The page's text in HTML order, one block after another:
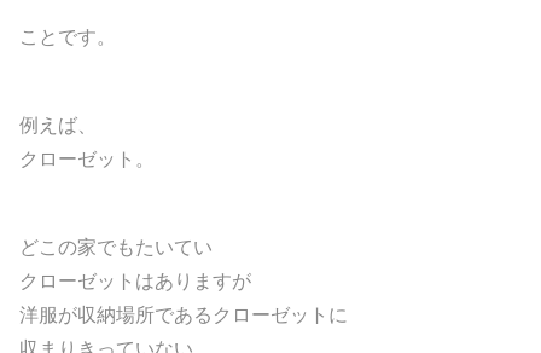
ことです。
例えば、
クローゼット。
どこの家でもたいてい
クローゼットはありますが
洋服が収納場所であるクローゼットに
収まりきっていない。